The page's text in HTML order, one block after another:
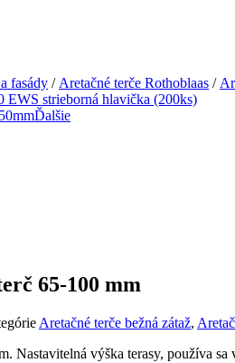
fasády /Aretačné terče Rothoblaas /
EWS strieborná hlavička (200ks)
Ďalšie
65-100 mm
Aretačné terče bežná zátaž,
Nastavitelná výška terasy, používa